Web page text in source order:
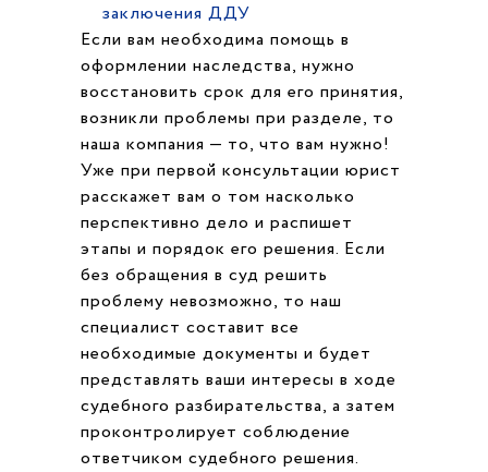
заключения ДДУ
Если вам необходима помощь в
оформлении наследства, нужно
восстановить срок для его принятия,
возникли проблемы при разделе, то
наша компания — то, что вам нужно!
Уже при первой консультации юрист
расскажет вам о том насколько
перспективно дело и распишет
этапы и порядок его решения. Если
без обращения в суд решить
проблему невозможно, то наш
специалист составит все
необходимые документы и будет
представлять ваши интересы в ходе
судебного разбирательства, а затем
проконтролирует соблюдение
ответчиком судебного решения.